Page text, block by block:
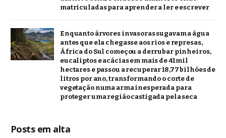
matriculadas para aprender a ler e escrever
Enquanto árvores invasoras sugavam a água
antes que ela chegasse aos rios e represas,
África do Sul começou a derrubar pinheiros,
eucaliptos e acácias em mais de 41 mil
hectares e passou a recuperar 18,77 bilhões de
litros por ano, transformando o corte de
vegetação numa arma inesperada para
proteger uma região castigada pela seca
Posts em alta